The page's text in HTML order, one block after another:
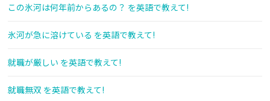
この氷河は何年前からあるの？ を英語で教えて!
氷河が急に溶けている を英語で教えて!
就職が厳しい を英語で教えて!
就職無双 を英語で教えて!